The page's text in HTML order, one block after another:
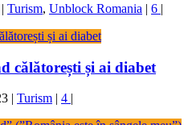
| Turism, Unblock Romania | 6 |
călătorești și ai diabet
| Turism | 4 |